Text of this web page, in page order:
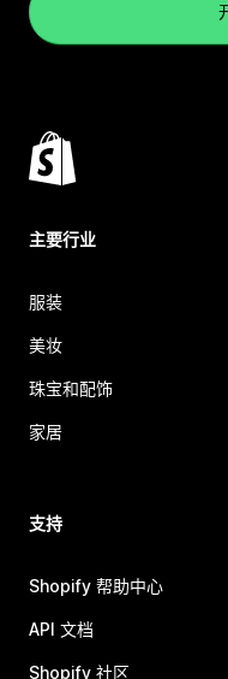
主要行业
服装
美妆
珠宝和配饰
家居
支持
Shopify 帮助中心
API 文档
Shopify 社区